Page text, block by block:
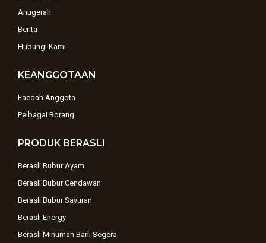
Anugerah
Berita
Hubungi Kami
KEANGGOTAAN
Faedah Anggota
Pelbagai Borang
PRODUK BERASLI
Berasli Bubur Ayam
Berasli Bubur Cendawan
Berasli Bubur Sayuran
Berasli Energy
Berasli Minuman Barli Segera